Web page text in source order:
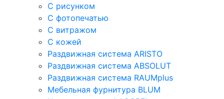
С рисунком
С фотопечатью
С витражом
С кожей
Раздвижная система ARISTO
Раздвижная система ABSOLUT
Раздвижная система RAUMplus
Мебельная фурнитура BLUM